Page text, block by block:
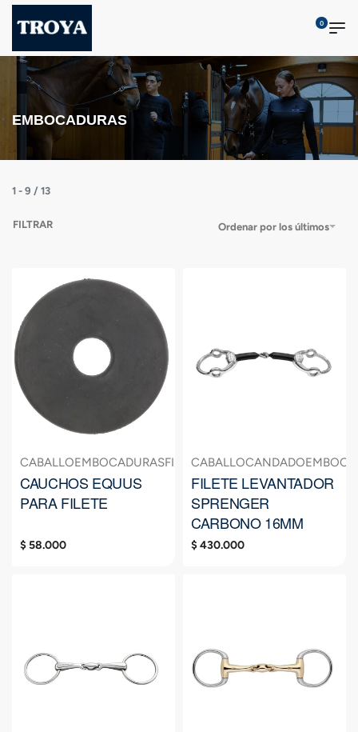
0
EMBOCADURAS
1 - 9 / 13
Ordenar por los últimos
FILTRAR
CABALLOEMBOCADURASFILETE
CAUCHOS EQUUS
PARA FILETE
$58.000
CABALLOCANDADO
FILETE LEVANTADOR
SPRENGER
CARBONO 16MM
$430.000